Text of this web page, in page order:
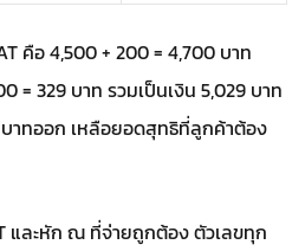
คือ 4,500 + 200 = 4,700 บาท
= 329 บาท รวมเป็นเงิน 5,029 บาท
าทออก เหลือยอดสุทธิที่ลูกค้าต้อง
และหัก ณ ที่จ่ายถูกต้อง ตัวเลขทุก